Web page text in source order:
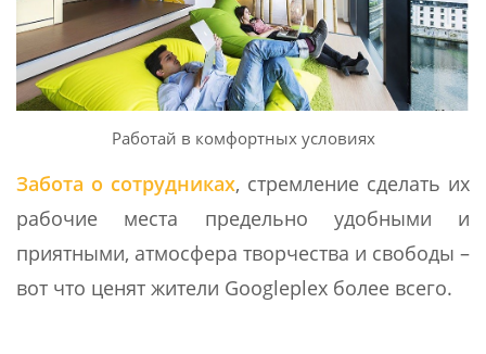
Работай в комфортных условиях
Забота о сотрудниках, стремление сделать их
рабочие места предельно удобными и
приятными, атмосфера творчества и свободы –
вот что ценят жители Googleplex более всего.